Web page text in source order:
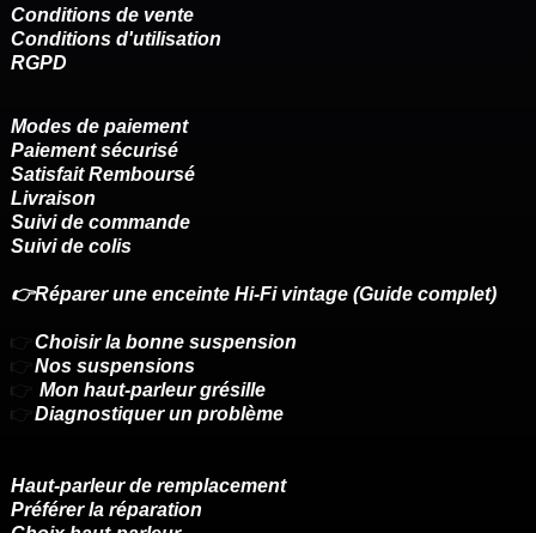
Conditions de vente
Conditions d'utilisation
RGPD
Modes de paiement
Paiement sécurisé
Satisfait Remboursé
Livraison
Suivi de commande
Suivi de colis
👉Réparer une enceinte Hi-Fi vintage (Guide complet)
👉 Choisir la bonne suspension
👉 Nos suspensions
👉 Mon haut-parleur grésille
👉 Diagnostiquer un problème
Haut-parleur de remplacement
Préférer la réparation